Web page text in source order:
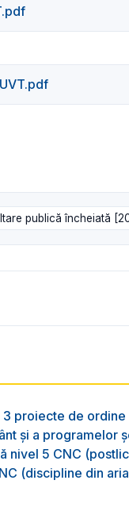
publică încheiată
3 proiecte de
și a programelor
nivel 5 CNC
(discipline din